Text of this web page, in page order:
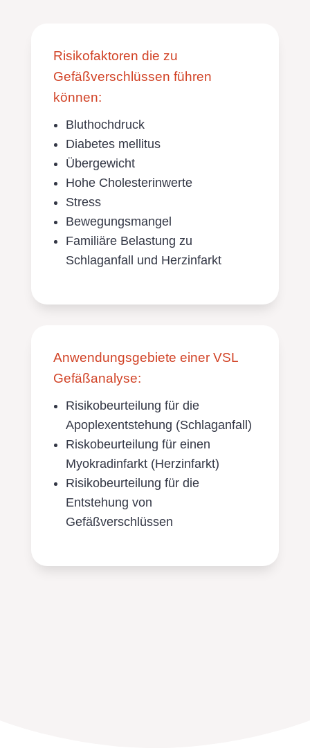
Risikofaktoren die zu
Gefäßverschlüssen führen
können:
Bluthochdruck
Diabetes mellitus
Übergewicht
Hohe Cholesterinwerte
Stress
Bewegungsmangel
Familiäre Belastung zu
Schlaganfall und Herzinfarkt
Anwendungsgebiete einer VSL
Gefäßanalyse:
Risikobeurteilung für die
Apoplexentstehung (Schlaganfall)
Riskobeurteilung für einen
Myokradinfarkt (Herzinfarkt)
Risikobeurteilung für die
Entstehung von
Gefäßverschlüssen